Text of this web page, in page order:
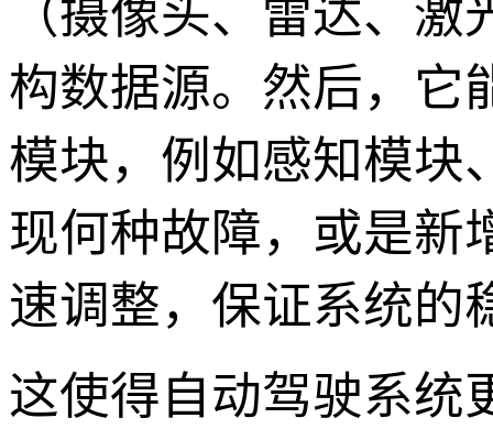
（摄像头、雷达、
构数据源。然后，它
模块，例如感知模块
现何种故障，或是新
速调整，保证系统的
这使得自动驾驶系统